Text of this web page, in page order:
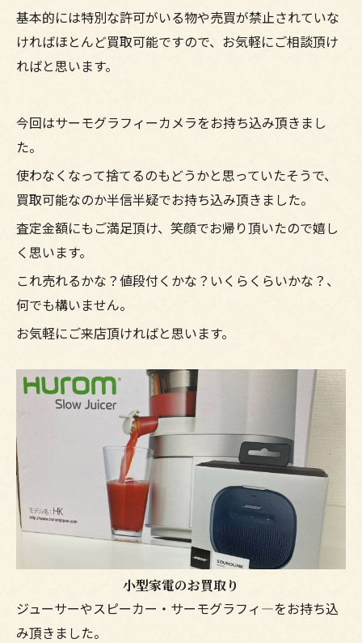
基本的には特別な許可がいる物や売買が禁止されていな
ければほとんど買取可能ですので、お気軽にご相談頂け
ればと思います。
今回はサーモグラフィーカメラをお持ち込み頂きまし
た。
使わなくなって捨てるのもどうかと思っていたそうで、
買取可能なのか半信半疑でお持ち込み頂きました。
査定金額にもご満足頂け、笑顔でお帰り頂いたので嬉し
く思います。
これ売れるかな？値段付くかな？いくらくらいかな？、
何でも構いません。
お気軽にご来店頂ければと思います。
小型家電のお買取り
ジューサーやスピーカー・サーモグラフィ―をお持ち込
み頂きました。